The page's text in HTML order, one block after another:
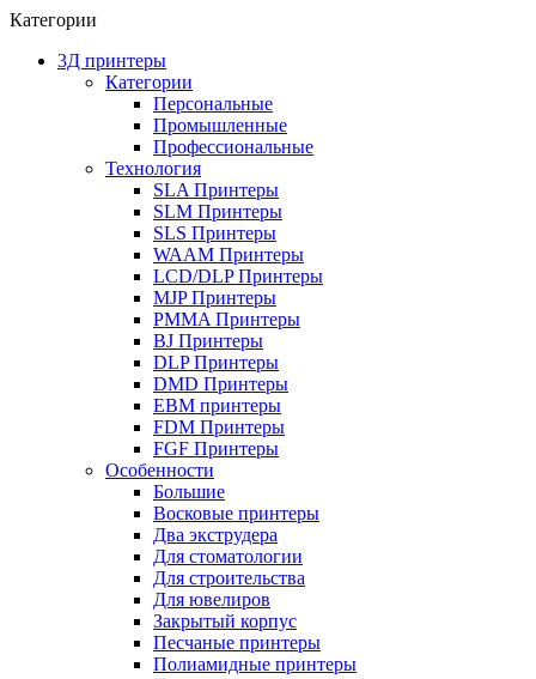
Категории
3Д принтеры
Категории
Персональные
Промышленные
Профессиональные
Технология
SLA Принтеры
SLM Принтеры
SLS Принтеры
WAAM Принтеры
LCD/DLP Принтеры
MJP Принтеры
PMMA Принтеры
BJ Принтеры
DLP Принтеры
DMD Принтеры
EBM принтеры
FDM Принтеры
FGF Принтеры
Особенности
Большие
Восковые принтеры
Два экструдера
Для стоматологии
Для строительства
Для ювелиров
Закрытый корпус
Песчаные принтеры
Полиамидные принтеры